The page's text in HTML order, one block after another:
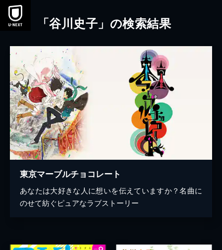
本文へスキップ
「谷川史子」の検索結果
東京マーブルチョコレート
あなたは大好きな人に想いを伝えていますか？名曲に
のせて紡ぐピュアなラブストーリー